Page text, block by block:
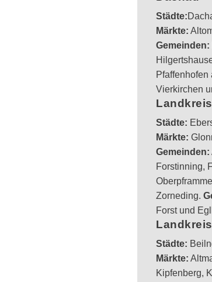
Städte:
Märkte:
Gemeinden:
Vierkirchen
Städte:
Märkte:
Gemeinden:
Forstinning,
Zorneding.
Forst und
Städte:
Märkte:
Kipfenberg,